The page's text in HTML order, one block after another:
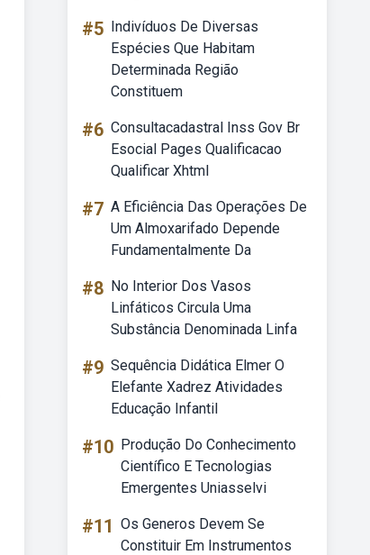
#5 Indivíduos De Diversas
Espécies Que Habitam
Determinada Região
Constituem
#6 Consultacadastral Inss Gov Br
Esocial Pages Qualificacao
Qualificar Xhtml
#7 A Eficiência Das Operações De
Um Almoxarifado Depende
Fundamentalmente Da
#8 No Interior Dos Vasos
Linfáticos Circula Uma
Substância Denominada Linfa
#9 Sequência Didática Elmer O
Elefante Xadrez Atividades
Educação Infantil
#10 Produção Do Conhecimento
Científico E Tecnologias
Emergentes Uniasselvi
#11 Os Generos Devem Se
Constituir Em Instrumentos